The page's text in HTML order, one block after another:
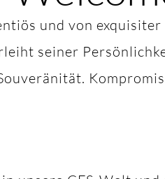
und von
seiner